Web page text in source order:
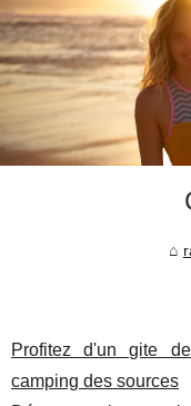
Profitez d'un gite
camping des sources